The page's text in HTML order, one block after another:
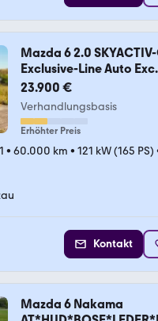
Mazda 6 2.0
Exclusive-Line Auto
23.900 €
Verhandlungsbasis
Erhöhter Preis
• 60.000 km • 121 kW (165 PS)
Kontakt
Mazda 6 Nakama